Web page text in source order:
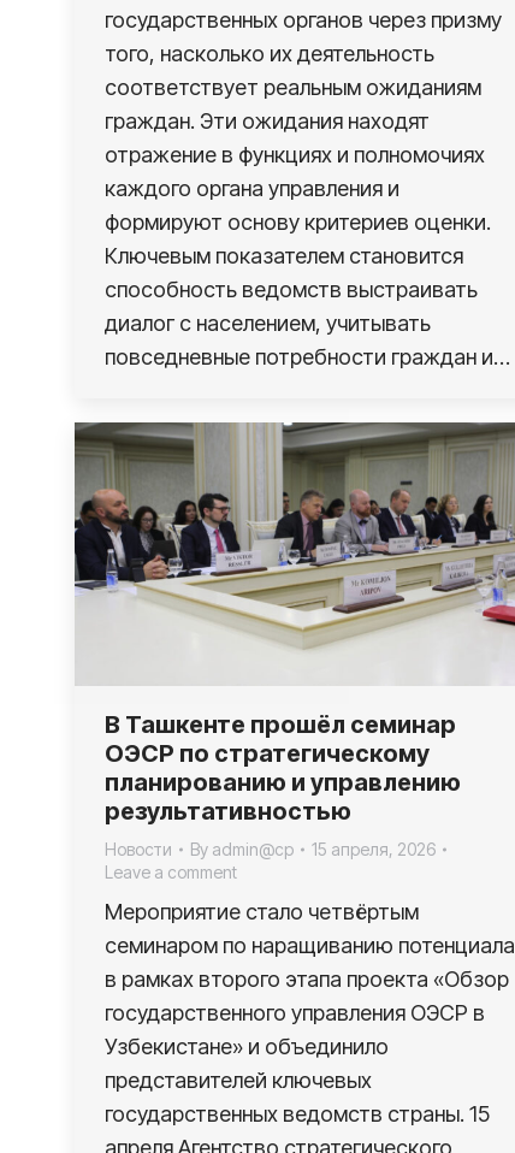
государственных органов через призму
того, насколько их деятельность
соответствует реальным ожиданиям
граждан. Эти ожидания находят
отражение в функциях и полномочиях
каждого органа управления и
формируют основу критериев оценки.
Ключевым показателем становится
способность ведомств выстраивать
диалог с населением, учитывать
повседневные потребности граждан и…
В Ташкенте прошёл семинар
ОЭСР по стратегическому
планированию и управлению
результативностью
Новости By admin@cp
15 апреля, 2026
Leave a comment
Мероприятие стало четвёртым
семинаром по наращиванию потенциала
в рамках второго этапа проекта «Обзор
государственного управления ОЭСР в
Узбекистане» и объединило
представителей ключевых
государственных ведомств страны. 15